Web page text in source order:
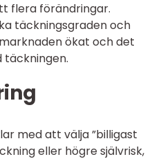
flera förändringar.
täckningsgraden och
ökat och det
med att välja ”billigast
eller högre självrisk,